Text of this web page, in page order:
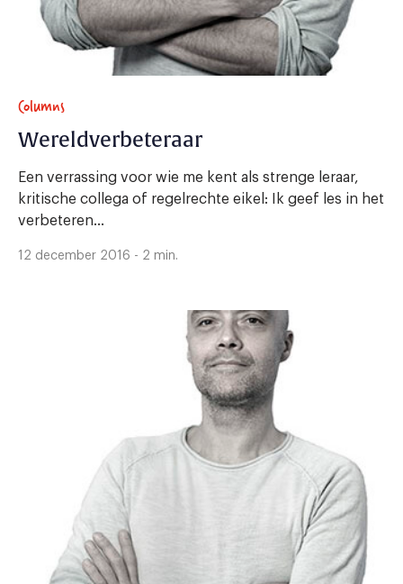
Columns
Wereldverbeteraar
Een verrassing voor wie me kent als strenge leraar,
kritische collega of regelrechte eikel: Ik geef les in het
verbeteren...
12 december 2016 - 2 min.